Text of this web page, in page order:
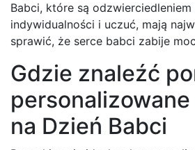
Babci, które są odzwierciedleniem
indywidualności i uczuć, mają
sprawić, że serce babci zabije
Gdzie znaleźć
na Dzień Babci